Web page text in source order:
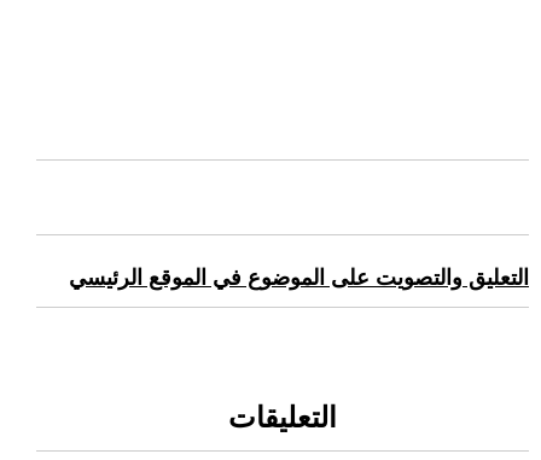
التعليق والتصويت على الموضوع في الموقع الرئيسي
التعليقات